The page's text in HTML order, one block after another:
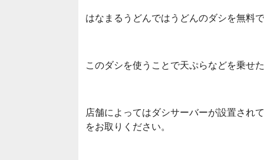
はなまるうどんではうどんのダシを無料
このダシを使うことで天ぷらなどを乗せ
店舗によってはダシサーバーが設置され
をお取りください。